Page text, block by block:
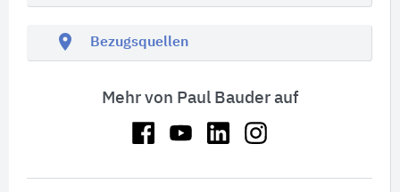
location_on Bezugsquellen
Mehr von Paul Bauder auf